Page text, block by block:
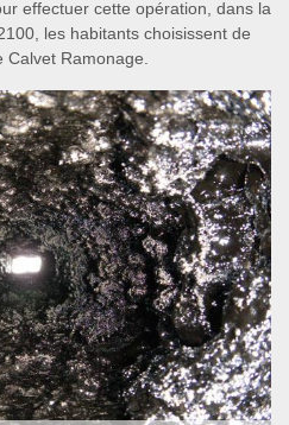
effectuer cette opération, dans la
les habitants choisissent de
Calvet Ramonage.